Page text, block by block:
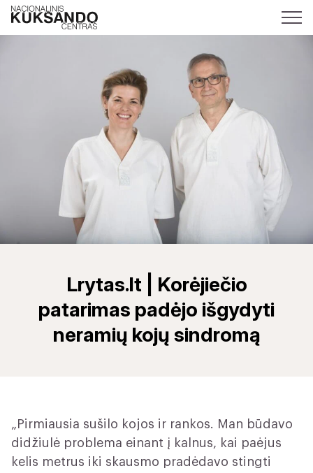
Lrytas.lt | Korėjiečio
patarimas padėjo išgydyti
neramių kojų sindromą
„Pirmiausia sušilo kojos ir rankos. Man būdavo
didžiulė problema einant į kalnus, kai paėjus
kelis metrus iki skausmo pradėdavo stingti